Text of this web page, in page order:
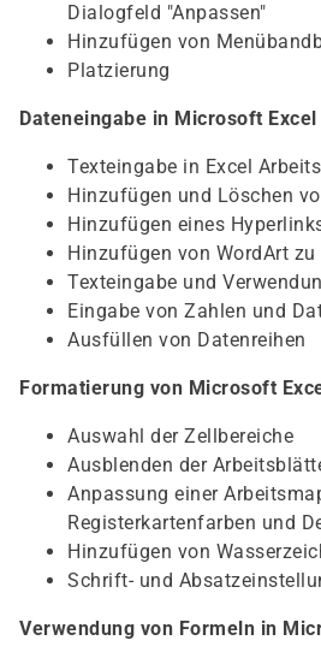
Dialogfeld "Anpassen"
Hinzufügen von
Platzierung
Dateneingabe in Microsoft
Texteingabe in Excel
Hinzufügen und Löschen
Hinzufügen eines
Hinzufügen von WordArt
Texteingabe und
Eingabe von Zahlen und
Ausfüllen von Datenreihen
Formatierung von Microsoft
Auswahl der Zellbereiche
Ausblenden der
Anpassung einer
Registerkartenfarben und
Hinzufügen von
Schrift- und
Verwendung von Formeln in